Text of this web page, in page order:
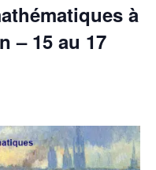
à
– 15 au 17